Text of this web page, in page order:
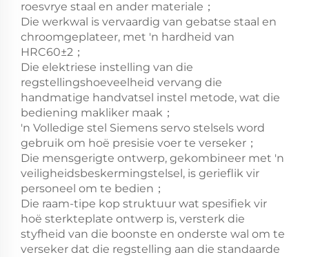
roesvrye staal en ander materiale；
Die werkwal is vervaardig van gebatse staal en
chroomgeplateer, met 'n hardheid van
HRC60±2；
Die elektriese instelling van die
regstellingshoeveelheid vervang die
handmatige handvatsel instel metode, wat die
bediening makliker maak；
'n Volledige stel Siemens servo stelsels word
gebruik om hoë presisie voer te verseker；
Die mensgerigte ontwerp, gekombineer met 'n
veiligheidsbeskermingstelsel, is gerieflik vir
personeel om te bedien；
Die raam-tipe kop struktuur wat spesifiek vir
hoë sterkteplate ontwerp is, versterk die
styfheid van die boonste en onderste wal om te
verseker dat die regstelling aan die standaarde